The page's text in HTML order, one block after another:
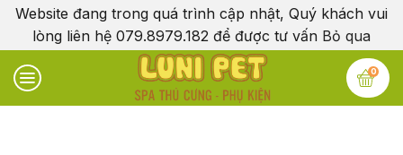
Website đang trong quá trình cập nhật, Quý khách vui
lòng liên hệ 079.8979.182 để được tư vấn Bỏ qua
0